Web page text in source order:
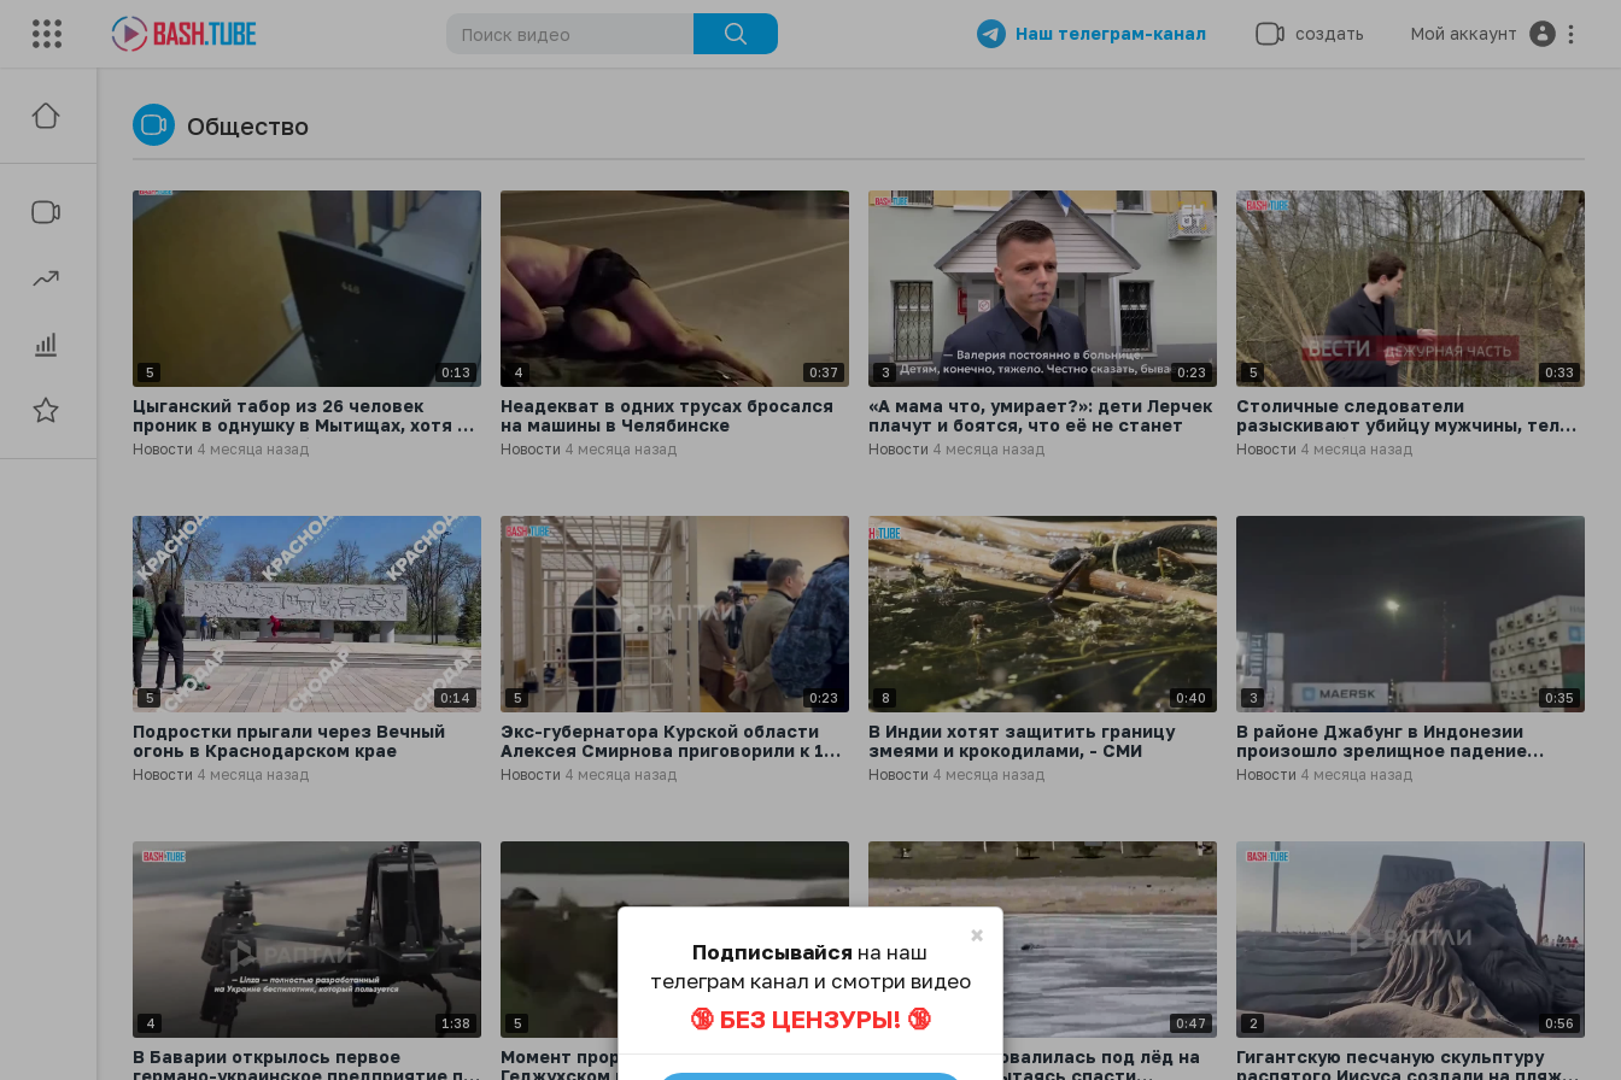
Наш телеграм-канал создать Мой аккаунт
Общество
5 0:13
Цыганский табор из 26 человек
проник в однушку в Мытищах, хотя по
договору должны были заселиться
Новости 4 месяца назад
4 0:37
Неадекват в одних трусах бросался
на машины в Челябинске
Новости 4 месяца назад
3 0:23
«А мама что, умирает?»: дети Лерчек
плачут и боятся, что её не станет
Новости 4 месяца назад
5 0:33
Столичные следователи
разыскивают убийцу мужчины, тело
которого обнаружили в чемодане на
северо-востоке Москвы
Новости 4 месяца назад
5 0:14
Подростки прыгали через Вечный
огонь в Краснодарском крае
Новости 4 месяца назад
5 0:23
Экс-губернатора Курской области
Алексея Смирнова приговорили к 14
годам колонии строгого режима
Новости 4 месяца назад
8 0:40
В Индии хотят защитить границу
змеями и крокодилами, - СМИ
Новости 4 месяца назад
3 0:35
В районе Джабунг в Индонезии
произошло зрелищное падение
космического мусора
Новости 4 месяца назад
4 1:38
В Баварии открылось первое
германо-украинское предприятие по
5 0:08
Момент прорыва дамбы на
Геджухском водохранилище в
4 0:47
Школьница провалилась под лёд на
озере в Уфе, пытаясь спасти
2 0:56
Гигантскую песчаную скульптуру
распятого Иисуса создали на пляже
×
Подписывайся на наш
телеграм канал и смотри видео
🔞 БЕЗ ЦЕНЗУРЫ! 🔞